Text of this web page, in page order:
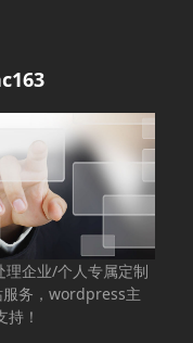
企业/个人专属定制
服务，wordpress主
！